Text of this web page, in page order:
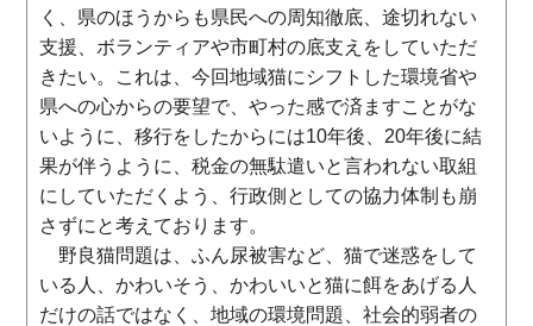
く、県のほうからも県民への周知徹底、途切れない
支援、ボランティアや市町村の底支えをしていただ
きたい。これは、今回地域猫にシフトした環境省や
県への心からの要望で、やった感で済ますことがな
いように、移行をしたからには10年後、20年後に結
果が伴うように、税金の無駄遣いと言われない取組
にしていただくよう、行政側としての協力体制も崩
さずにと考えております。
野良猫問題は、ふん尿被害など、猫で迷惑をして
いる人、かわいそう、かわいいと猫に餌をあげる人
だけの話ではなく、地域の環境問題、社会的弱者の